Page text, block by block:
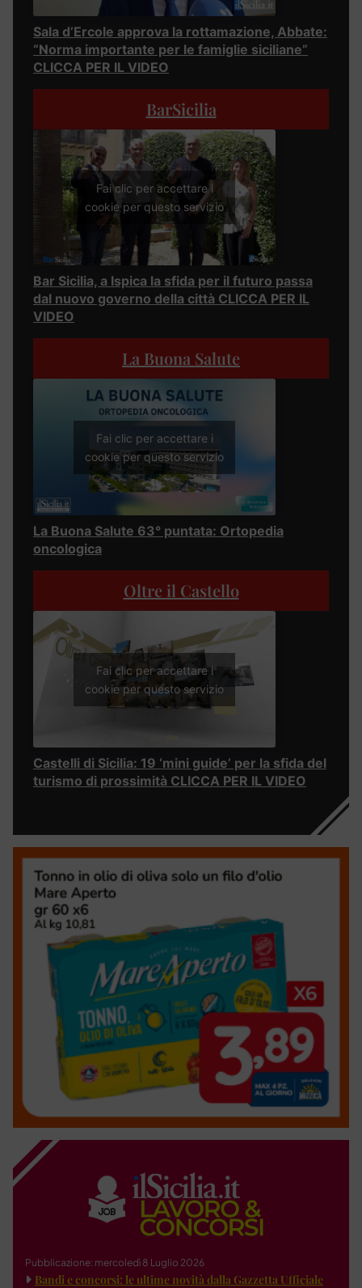
Sala d’Ercole approva la rottamazione, Abbate:
“Norma importante per le famiglie siciliane”
CLICCA PER IL VIDEO
BarSicilia
Fai clic per accettare i
cookie per questo servizio
Bar Sicilia, a Ispica la sfida per il futuro passa
dal nuovo governo della città CLICCA PER IL
VIDEO
La Buona Salute
Fai clic per accettare i
cookie per questo servizio
La Buona Salute 63° puntata: Ortopedia
oncologica
Oltre il Castello
Fai clic per accettare i
cookie per questo servizio
Castelli di Sicilia: 19 ‘mini guide’ per la sfida del
turismo di prossimità CLICCA PER IL VIDEO
Pubblicazione: mercoledì 8 Luglio 2026
Bandi e concorsi: le ultime novità dalla Gazzetta Ufficiale